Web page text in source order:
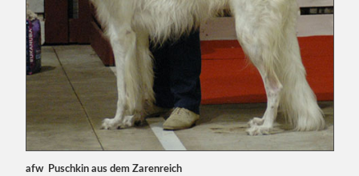
afw Puschkin aus dem Zarenreich